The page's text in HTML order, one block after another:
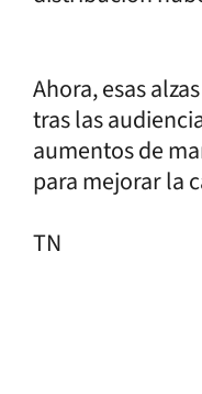
Ahora, esas
tras las
aumentos de
para mejorar la
TN